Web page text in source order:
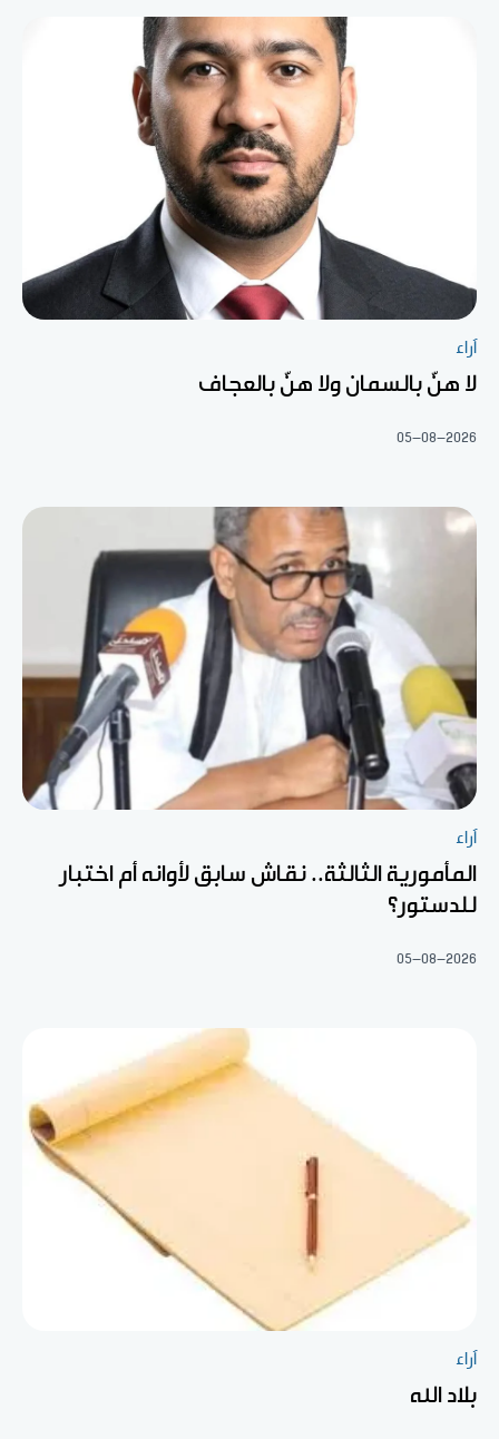
آراء
لا هنّ بالسمان ولا هنّ بالعجاف
05-08-2026
آراء
المأمورية الثالثة.. نقاش سابق لأوانه أم اختبار
للدستور؟
05-08-2026
آراء
بلاد الله